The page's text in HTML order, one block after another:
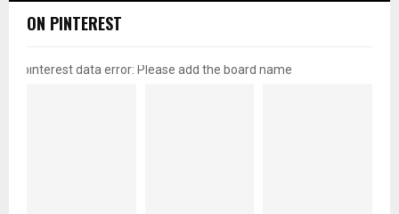
ON PINTEREST
pinterest data error: Please add the board name